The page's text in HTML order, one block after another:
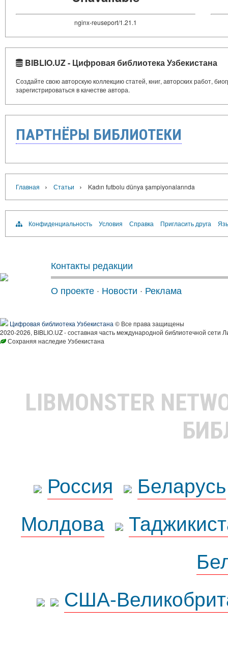
nginx-reuseport/1.21.1
BIBLIO.UZ - Цифровая библиотека Узбекистана
Создайте свою авторскую коллекцию статей, книг, авторских работ,
зарегистрироваться в качестве автора.
ПАРТНЁРЫ БИБЛИОТЕКИ
Главная › Статьи › Kadın futbolu dünya şampiyonalarında
Конфиденциальность Условия Справка Пригласить друга
Контакты редакции
О проекте · Новости · Реклама
Цифровая библиотека Узбекистана © Все права защищены
2020-2026, BIBLIO.UZ - составная часть международной библиотечной сети
Сохраняя наследие Узбекистана
LIBMONSTER
Россия
Беларусь
Молдова
США-